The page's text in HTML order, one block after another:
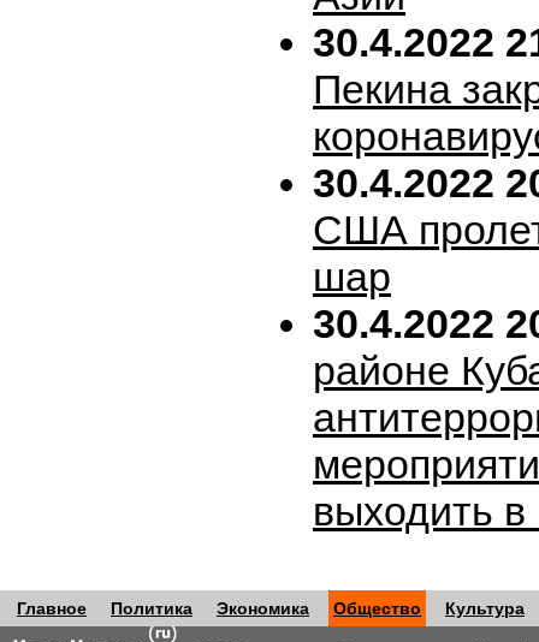
30.4.2022
Пекина
30.4.2022
США
шар
30.4.2022
районе
выходить
Главное Политика Экономика Общество Культура